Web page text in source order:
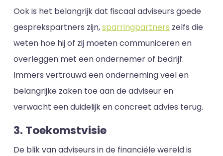
Ook is het belangrijk dat fiscaal adviseurs goede
gesprekspartners zijn,sparringpartners zelfs die
weten hoe hij of zij moeten communiceren en
overleggen met een ondernemer of bedrijf.
Immers vertrouwd een onderneming veel en
belangrijke zaken toe aan de adviseur en
verwacht een duidelijk en concreet advies terug.
3. Toekomstvisie
De blik van adviseurs in de financiële wereld is